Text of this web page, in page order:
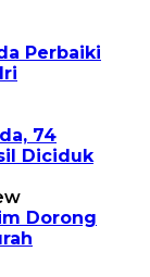
Perbaiki
74
Diciduk
Dorong